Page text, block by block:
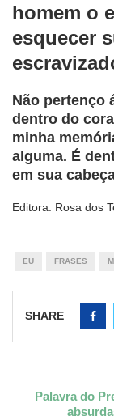
homem o
esquecer
Não pertenço
dentro do
minha
alguma. É
em sua
Editora: Rosa dos
EU FRASES
SHARE
Palavra do